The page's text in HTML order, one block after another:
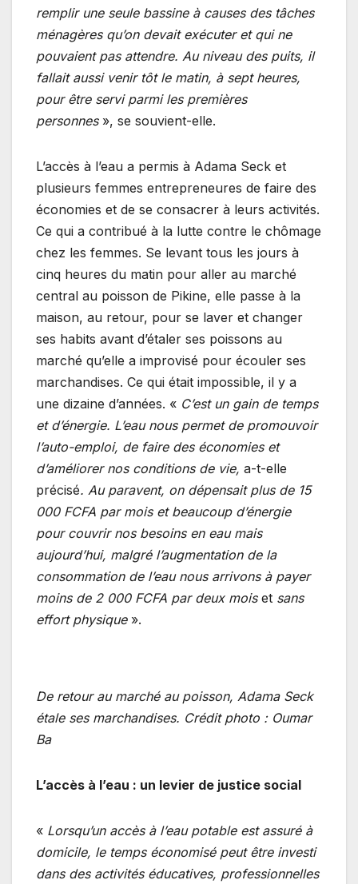
remplir une seule bassine à causes des tâches
ménagères qu’on devait exécuter et qui ne
pouvaient pas attendre. Au niveau des puits, il
fallait aussi venir tôt le matin, à sept heures,
pour être servi parmi les premières
personnes», se souvient-elle.
L’accès à l’eau a permis à Adama Seck et
plusieurs femmes entrepreneures de faire des
économies et de se consacrer à leurs activités.
Ce qui a contribué à la lutte contre le chômage
chez les femmes. Se levant tous les jours à
cinq heures du matin pour aller au marché
central au poisson de Pikine, elle passe à la
maison, au retour, pour se laver et changer
ses habits avant d’étaler ses poissons au
marché qu’elle a improvisé pour écouler ses
marchandises. Ce qui était impossible, il y a
une dizaine d’années. « C’est un gain de temps
et d’énergie. L’eau nous permet de promouvoir
l’auto-emploi, de faire des économies et
d’améliorer nos conditions de vie, a-t-elle
précisé. Au paravent, on dépensait plus de 15
000 FCFA par mois et beaucoup d’énergie
pour couvrir nos besoins en eau mais
aujourd’hui, malgré l’augmentation de la
consommation de l’eau nous arrivons à payer
moins de 2 000 FCFA par deux moiset sans
effort physique».
De retour au marché au poisson, Adama Seck
étale ses marchandises. Crédit photo : Oumar
Ba
L’accès à l’eau : un levier de justice social
« Lorsqu’un accès à l’eau potable est assuré à
domicile, le temps économisé peut être investi
dans des activités éducatives, professionnelles